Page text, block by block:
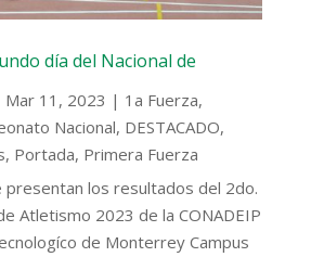
día del Nacional de
Mar 11, 2023 | 1a Fuerza,
Nacional, DESTACADO,
, Portada, Primera Fuerza
presentan los resultados del 2do.
Atletismo 2023 de la CONADEIP
de Monterrey Campus